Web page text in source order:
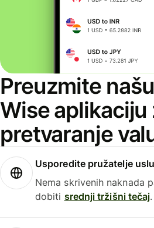
Preuzmite
Wise aplikaciju
pretvaranje
Usporedite pružatelje
Nema skrivenih naknada
dobiti srednji tržišni tečaj.